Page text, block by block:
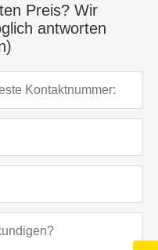
Preis? Wir
antworten